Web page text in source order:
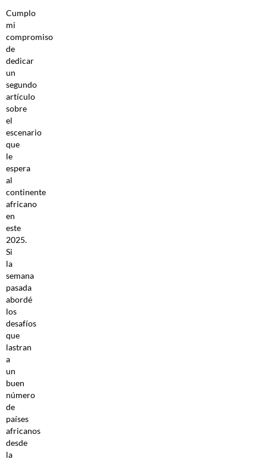
Cumplo
mi
compromiso
de
dedicar
un
segundo
artículo
sobre
el
escenario
que
le
espera
al
continente
africano
en
este
2025.
Si
la
semana
pasada
abordé
los
desafíos
que
lastran
a
un
buen
número
de
países
africanos
desde
la